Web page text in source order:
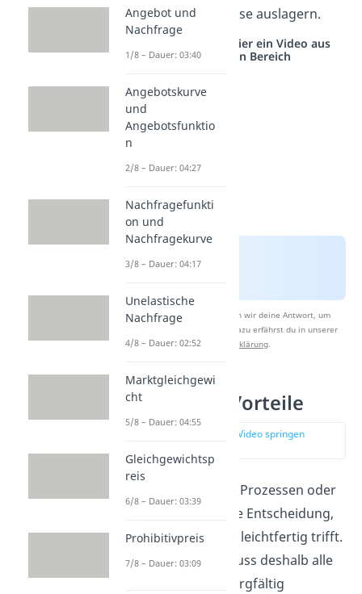
Unternehmen Prozesse auslagern.
Studyflix vernetzt: Hier ein Video aus
einem anderen Bereich
Nach Beantwortung speichern wir deine Antwort, um
Studyflix zu verbessern. Mehr dazu erfährst du in unserer
Datenschutzerklärung.
Outsourcing Vorteile
zur Stelle im Video springen
von Prozessen oder
Teilbereichen ist keine Entscheidung,
die ein Unternehmen leichtfertig trifft.
Das Unternehmen muss deshalb alle
Vor- und Nachteile sorgfältig
Angebot und
Nachfrage
1/8 – Dauer: 03:40
Angebotskurve
und
Angebotsfunktio
n
2/8 – Dauer: 04:27
Nachfragefunkti
on und
Nachfragekurve
3/8 – Dauer: 04:17
Unelastische
Nachfrage
4/8 – Dauer: 02:52
Marktgleichgewi
cht
5/8 – Dauer: 04:55
Gleichgewichtsp
reis
6/8 – Dauer: 03:39
Prohibitivpreis
7/8 – Dauer: 03:09